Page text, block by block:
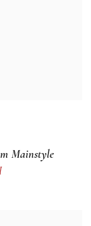
Mainstyle